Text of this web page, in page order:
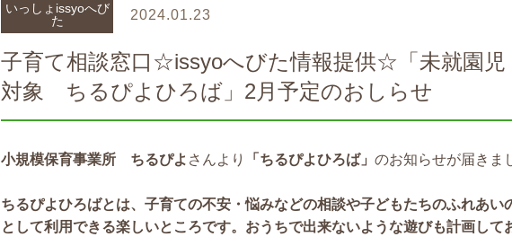
いっしょissyoへび
た
2024.01.23
子育て相談窓口☆issyoへびた情報提供☆「未就園児
対象 ちるぴよひろば」2月予定のおしらせ
小規模保育事業所 ちるぴよ さんより 「ちるぴよひろば」 のお知らせが届きま
ちるぴよひろばとは、子育ての不安・悩みなどの相談や子どもたちのふれあい
として利用できる楽しいところです。おうちで出来ないような遊びも計画して